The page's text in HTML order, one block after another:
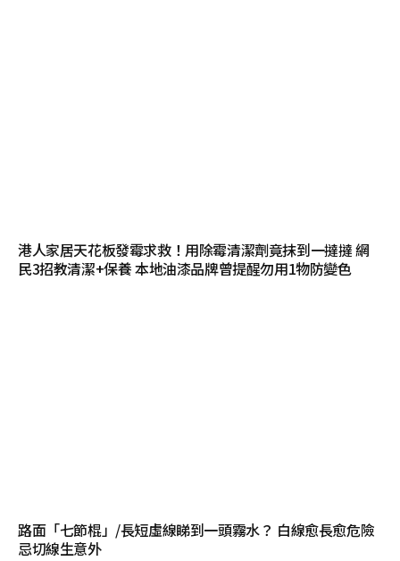
港人家居天花板發霉求救！用除霉清潔劑竟抹到一撻撻 網
民3招教清潔+保養 本地油漆品牌曾提醒勿用1物防變色
路面「七節棍」/長短虛線睇到一頭霧水？ 白線愈長愈危險
忌切線生意外